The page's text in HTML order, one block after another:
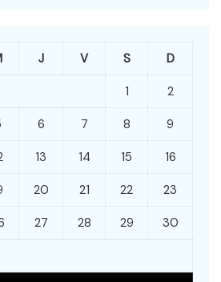
J V S D
1 2
6 7 8 9
13 14 15 16
20 21 22 23
27 28 29 30